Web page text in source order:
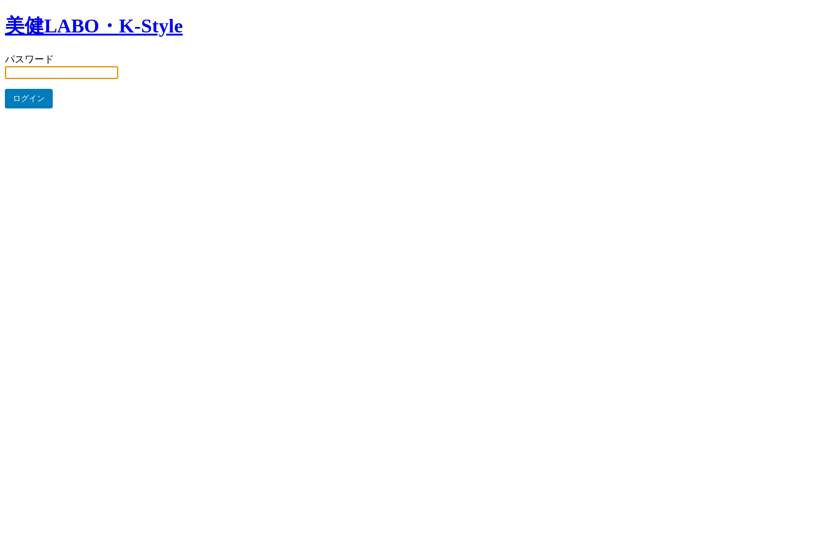
美健LABO・K-Style
パスワード